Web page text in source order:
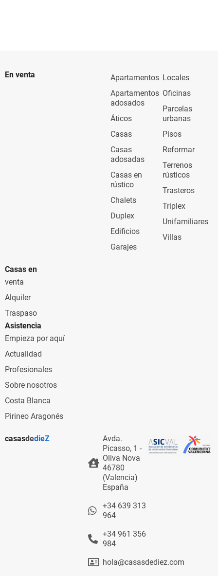
En venta
Apartamentos
Apartamentos
adosados
Áticos
Casas
Casas
adosadas
Casas en
rústico
Chalets
Duplex
Edificios
Garajes
Locales
Oficinas
Parcelas
urbanas
Pisos
Reformar
Terrenos
rústicos
Trasteros
Triplex
Unifamiliares
Villas
Casas en
venta
Alquiler
Traspaso
Asistencia
Empieza por aquí
Actualidad
Profesionales
Sobre nosotros
Costa Blanca
Pirineo Aragonés
casasdedieZ
Avda.
Picasso, 1 -
Oliva Nova
46780
(Valencia)
España
+34 639 313
964
+34 961 356
984
hola@casasdediez.com